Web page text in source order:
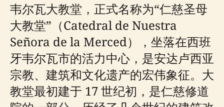
韦尔瓦大教堂，正式名称为“仁慈圣母
大教堂”（Catedral de Nuestra
Señora de la Merced），坐落在西班
牙韦尔瓦市的活力中心，是安达卢西亚
宗教、建筑和文化遗产的宏伟象征。大
教堂最初建于 17 世纪初，是仁慈修道